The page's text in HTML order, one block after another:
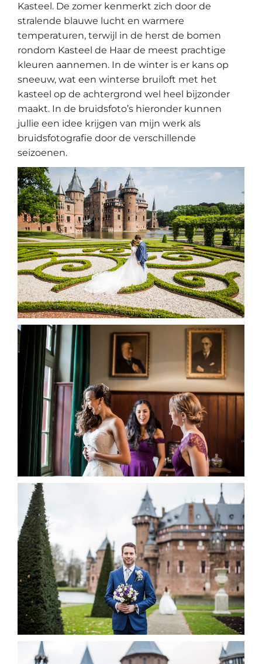
Kasteel. De zomer kenmerkt zich door de
stralende blauwe lucht en warmere
temperaturen, terwijl in de herst de bomen
rondom Kasteel de Haar de meest prachtige
kleuren aannemen. In de winter is er kans op
sneeuw, wat een winterse bruiloft met het
kasteel op de achtergrond wel heel bijzonder
maakt. In de bruidsfoto’s hieronder kunnen
jullie een idee krijgen van mijn werk als
bruidsfotografie door de verschillende
seizoenen.